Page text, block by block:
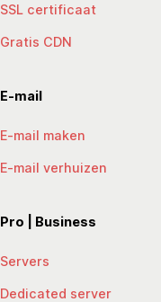
SSL certificaat
Gratis CDN
E-mail
E-mail maken
E-mail verhuizen
Pro | Business
Servers
Dedicated server